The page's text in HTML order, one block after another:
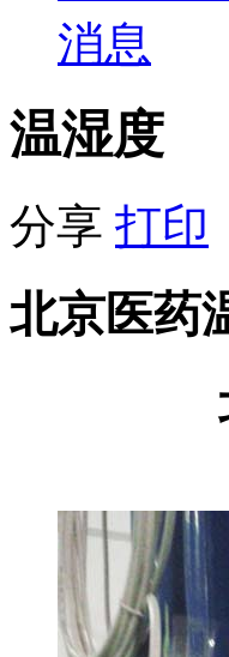
温湿度
分享 打印
北京医药